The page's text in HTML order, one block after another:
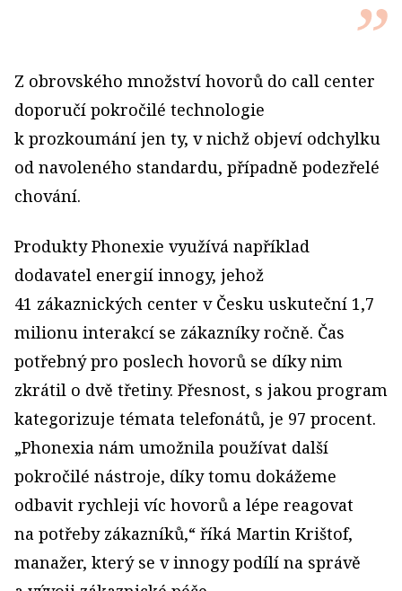
Z obrovského množství hovorů do call center
doporučí pokročilé technologie
k prozkoumání jen ty, v nichž objeví odchylku
od navoleného standardu, případně podezřelé
chování.
Produkty Phonexie využívá například
dodavatel energií innogy, jehož
41 zákaznických center v Česku uskuteční 1,7
milionu interakcí se zákazníky ročně. Čas
potřebný pro poslech hovorů se díky nim
zkrátil o dvě třetiny. Přesnost, s jakou program
kategorizuje témata telefonátů, je 97 procent.
„Phonexia nám umožnila používat další
pokročilé nástroje, díky tomu dokážeme
odbavit rychleji víc hovorů a lépe reagovat
na potřeby zákazníků,“ říká Martin Krištof,
manažer, který se v innogy podílí na správě